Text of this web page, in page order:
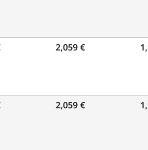
2,059 €
2,059 €